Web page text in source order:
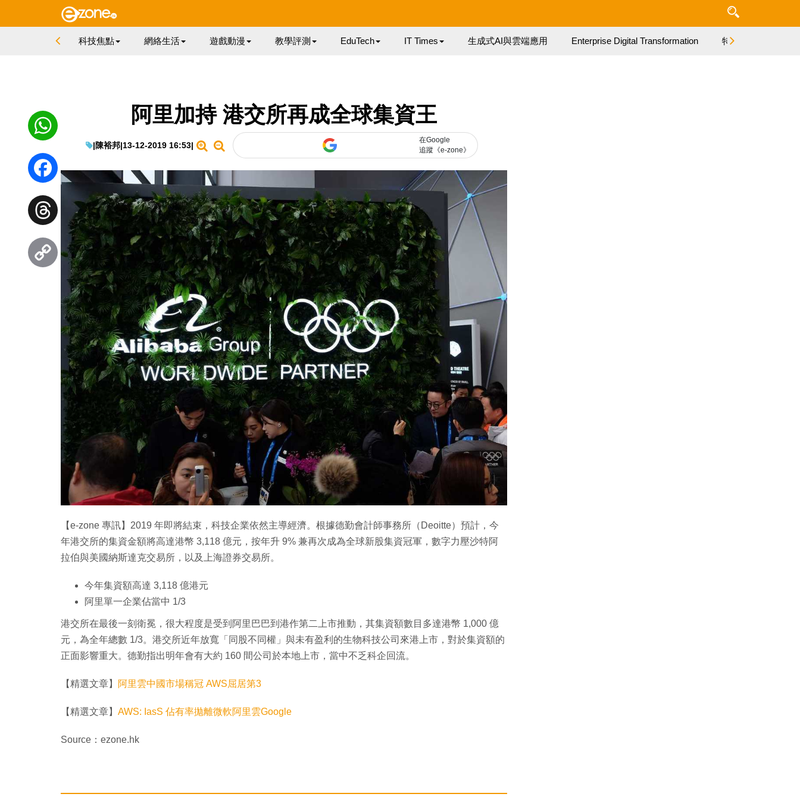
科技焦點 網絡生活 遊戲動漫 教學評測 EduTech IT Times 生成式AI與雲端應用 Enterprise Digital Transformation 特集
阿里加持 港交所再成全球集資王
|陳裕邦|13-12-2019 16:53|
在Google
追蹤《e-zone》
【e-zone 專訊】2019 年即將結束，科技企業依然主導經濟。根據德勤會計師事務所（Deoitte）預計，今
年港交所的集資金額將高達港幣 3,118 億元，按年升 9% 兼再次成為全球新股集資冠軍，數字力壓沙特阿
拉伯與美國納斯達克交易所，以及上海證券交易所。
今年集資額高達 3,118 億港元
阿里單一企業佔當中 1/3
港交所在最後一刻衛冕，很大程度是受到阿里巴巴到港作第二上市推動，其集資額數目多達港幣 1,000 億
元，為全年總數 1/3。港交所近年放寬「同股不同權」與未有盈利的生物科技公司來港上市，對於集資額的
正面影響重大。德勤指出明年會有大約 160 間公司於本地上市，當中不乏科企回流。
【精選文章】 阿里雲中國市場稱冠 AWS屈居第3
【精選文章】 AWS: IasS 佔有率拋離微軟阿里雲Google
Source：ezone.hk
WhatsApp
Facebook
Threads
Link